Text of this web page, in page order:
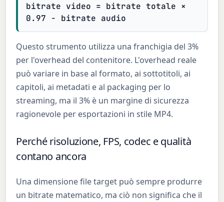
bitrate video = bitrate totale ×
0.97 − bitrate audio
Questo strumento utilizza una franchigia del 3%
per l'overhead del contenitore. L'overhead reale
può variare in base al formato, ai sottotitoli, ai
capitoli, ai metadati e al packaging per lo
streaming, ma il 3% è un margine di sicurezza
ragionevole per esportazioni in stile MP4.
Perché risoluzione, FPS, codec e qualità
contano ancora
Una dimensione file target può sempre produrre
un bitrate matematico, ma ciò non significa che il